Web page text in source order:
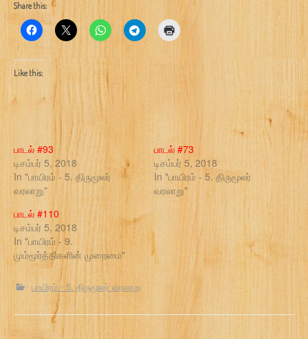
Share this:
Like this:
பாடல் #93
டிசம்பர் 5, 2018
In "பாயிரம் - 5. திருமூலர்
வரலாறு"
பாடல் #73
டிசம்பர் 5, 2018
In "பாயிரம் - 5. திருமூலர்
வரலாறு"
பாடல் #110
டிசம்பர் 5, 2018
In "பாயிரம் - 9.
மும்மூர்த்திகளின் முறைமை"
பாயிரம் - 5. திருமூலர் வரலாறு